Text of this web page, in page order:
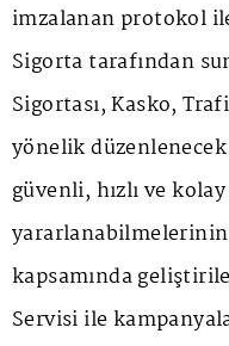
imzalanan protokol
Sigorta tarafından
Sigortası, Kasko,
yönelik
güvenli, hızlı ve
yararlanabilmelerinin
kapsamında
Servisi ile